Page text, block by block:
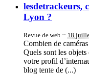
lesdetrackeurs,
Lyon ?
Revue de web :: 18
Combien de
Quels sont les
votre profil
blog tente de (...)